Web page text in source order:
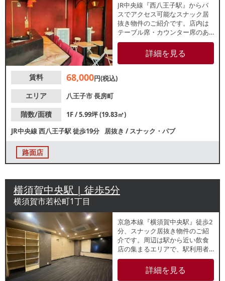
JR中央線『西八王子駅』からバ
スでアクセス可能なスナック居
抜き物件のご紹介です。店内は
テーブル席・カウンター席のあ
るレトロな雰囲気の内装です。
造作代無償のため初期費用を抑
えた開業が可能！新規出店をお
詳細を見る
賃料 68,000円(税込)
エリア
八王子市長房町
階数/面積
1F / 5.99坪 (19.83㎡)
JR中央線西八王子駅徒歩19分 居抜き /スナック・パブ
路面店
横須賀中央駅 | 徒歩5分
横須賀市若松町1丁目
京急本線『横須賀中央駅』徒歩2
分、スナック居抜き物件のご紹
介です。周辺は駅から近い飲食
店の集まるエリアで、駅利用者
と近隣住民の飲み需要が期待で
きます。同ビル内他フロアでも
バーやスナックが盛業中です。
詳細を見る